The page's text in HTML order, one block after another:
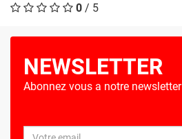
0 / 5
NEWSLETTER
Abonnez vous a notre newsletter